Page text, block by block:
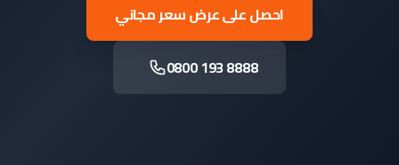
احصل على عرض سعر مجاني
0800 193 8888